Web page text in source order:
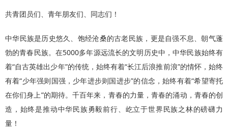
共青团员们、青年朋友们、同志们！
中华民族是历史悠久、饱经沧桑的古老民族，更是自强不息、朝气蓬
勃的青春民族。在5000多年源远流长的文明历史中，中华民族始终有
着“自古英雄出少年”的传统，始终有着“长江后浪推前浪”的情怀，始终
有着“少年强则国强，少年进步则国进步”的信念，始终有着“希望寄托
在你们身上”的期待。千百年来，青春的力量，青春的涌动，青春的创
造，始终是推动中华民族勇毅前行、屹立于世界民族之林的磅礴力
量！